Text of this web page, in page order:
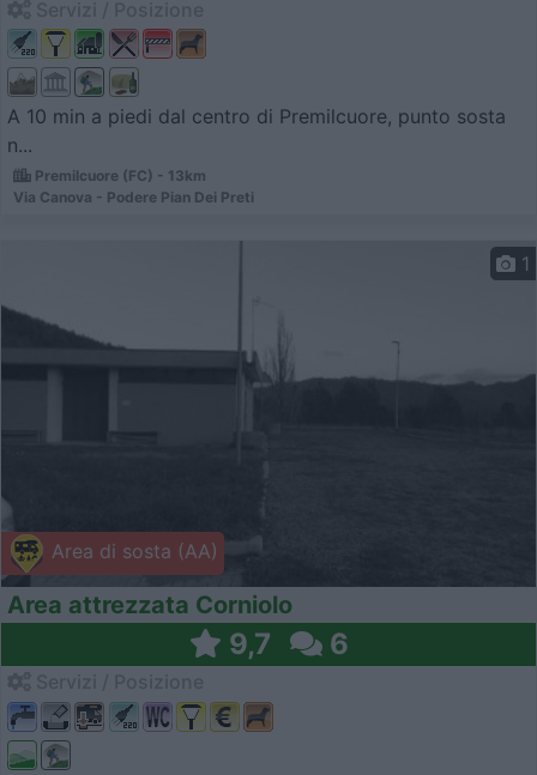
A 10 min a piedi dal centro di Premilcuore, punto sosta
n...
Premilcuore (FC) - 13km
Via Canova - Podere Pian Dei Preti
Area di sosta (AA)
1
Area attrezzata Corniolo
9,7 6